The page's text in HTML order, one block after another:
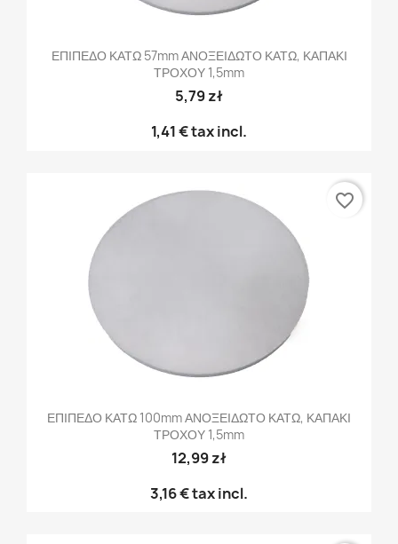
ΕΠΙΠΕΔΟ ΚΑΤΩ 57mm ΑΝΟΞΕΙΔΩΤΟ ΚΑΤΩ, ΚΑΠΑΚΙ
ΤΡΟΧΟΥ 1,5mm
5,79 zł
1,41 €tax incl.
ΕΠΙΠΕΔΟ ΚΑΤΩ 100mm ΑΝΟΞΕΙΔΩΤΟ ΚΑΤΩ, ΚΑΠΑΚΙ
ΤΡΟΧΟΥ 1,5mm
12,99 zł
3,16 €tax incl.
favorite_border